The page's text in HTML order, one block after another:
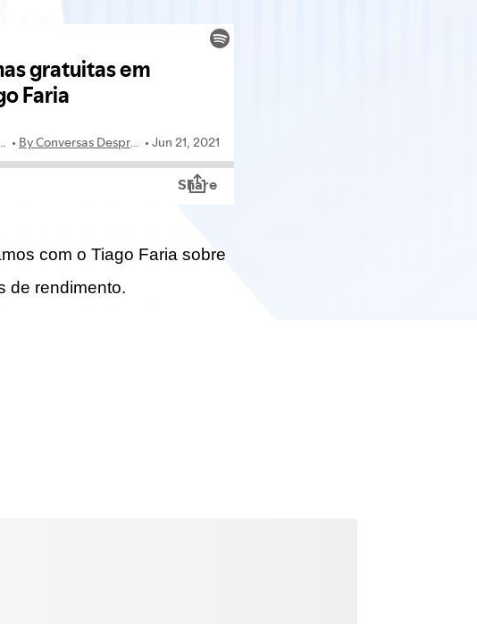
com o Tiago Faria sobre
de rendimento.